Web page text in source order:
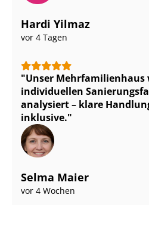
Hardi Yilmaz
vor 4 Tagen
Unser
individuellen
analysiert – klare
inklusive.
Selma Maier
vor 4 Wochen